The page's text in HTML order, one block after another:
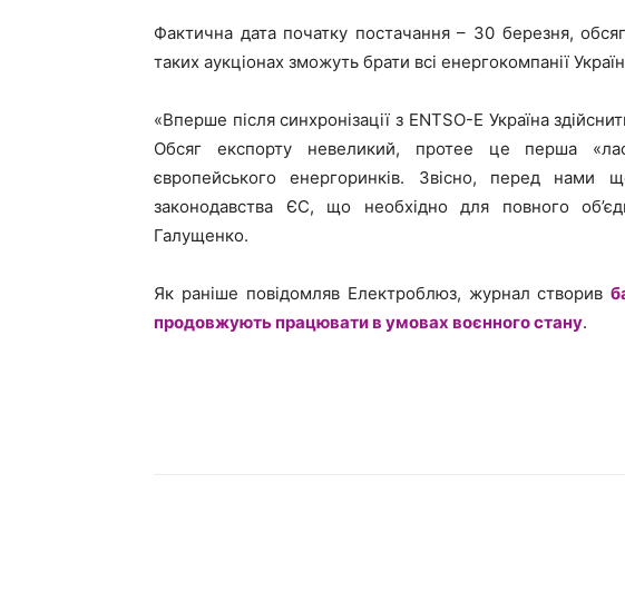
Фактична дата початку постачання – 30 березня,
таких аукціонах зможуть брати всі енергокомпанії
«Вперше після синхронізації з ENTSO-E Україна
Обсяг експорту невеликий, протее це перша
європейського енергоринків. Звісно, перед нами
законодавства ЄС, що необхідно для повного
Галущенко.
Як раніше повідомляв Електроблюз, журнал створив
продовжують працювати в умовах воєнного стану.